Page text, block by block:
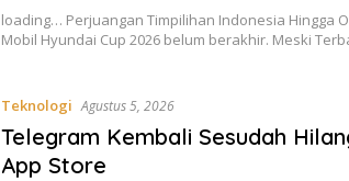
loading… Perjuangan Timpilihan Indonesia Hingga
Mobil Hyundai Cup 2026 belum berakhir. Meski
Teknologi Agustus 5, 2026
Telegram Kembali Sesudah
App Store